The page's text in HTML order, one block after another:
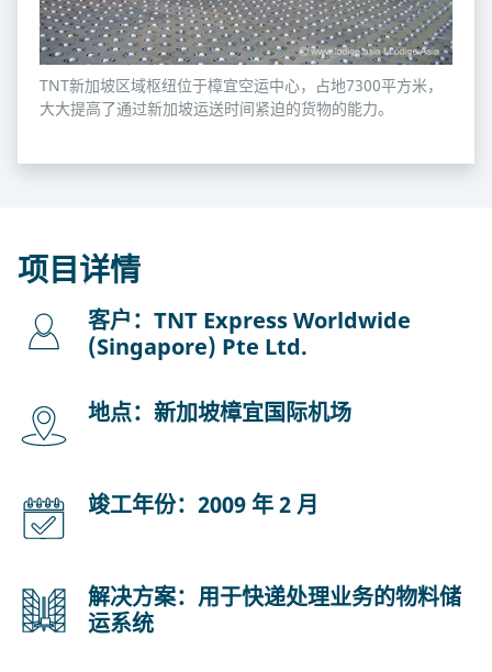
TNT新加坡区域枢纽位于樟宜空运中心，占地7300平方米，
大大提高了通过新加坡运送时间紧迫的货物的能力。
项目详情
客户：TNT Express Worldwide
(Singapore) Pte Ltd.
地点：新加坡樟宜国际机场
竣工年份：2009 年 2 月
解决方案：用于快递处理业务的物料储
运系统